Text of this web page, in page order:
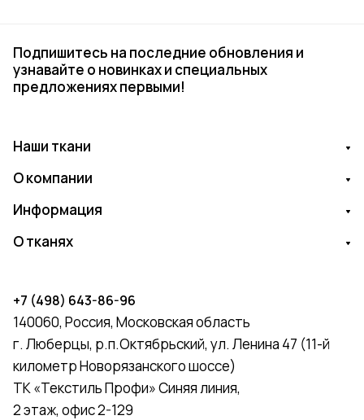
Подпишитесь на последние обновления и
узнавайте о новинках и специальных
предложениях первыми!
Наши ткани
О компании
Информация
О тканях
+7 (498) 643-86-96
140060, Россия, Московская область
г. Люберцы, р.п.Октябрьский, ул. Ленина 47 (11-й
километр Новорязанского шоссе)
ТК «Текстиль Профи» Синяя линия,
2 этаж, офис 2-129